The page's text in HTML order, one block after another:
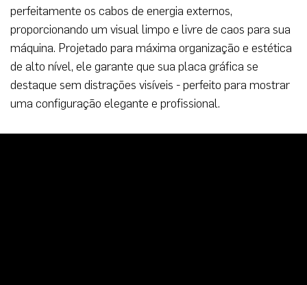
perfeitamente os cabos de energia externos,
proporcionando um visual limpo e livre de caos para sua
máquina. Projetado para máxima organização e estética
de alto nível, ele garante que sua placa gráfica se
destaque sem distrações visíveis - perfeito para mostrar
uma configuração elegante e profissional.